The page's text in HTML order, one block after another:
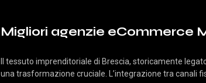
Migliori agenzie eCommerce
Il tessuto imprenditoriale di Brescia, storicamente
una trasformazione cruciale. L’integrazione tra canali